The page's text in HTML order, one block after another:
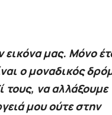
εικόνα μας. Μόνο
ο μοναδικός
τους, να αλλάξουμε
μου ούτε στην